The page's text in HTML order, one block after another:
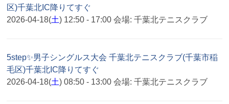
区)千葉北IC降りてすぐ
2026-04-18(土) 12:50 - 17:00会場: 千葉北テニスクラブ
5step✨男子シングルス大会 千葉北テニスクラブ(千葉市稲
毛区)千葉北IC降りてすぐ
2026-04-18(土) 08:50 - 13:00会場: 千葉北テニスクラブ